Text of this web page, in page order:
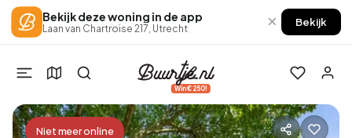
Bekijk deze woning in de app
Laan van Chartroise 217, Utrecht × Bekijk
Win €250!
Niet meer online